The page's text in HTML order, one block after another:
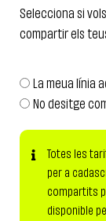
Selecciona si
compartir els
La meua línia
No desitge
Totes les
per a
compartits
disponible